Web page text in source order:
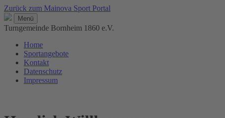
Zurück zum Mainova Sport Portal
Menü
Turngemeinde Bornheim 1860 e.V.
Home
Sportangebote
Kontakt
Datenschutz
Impressum